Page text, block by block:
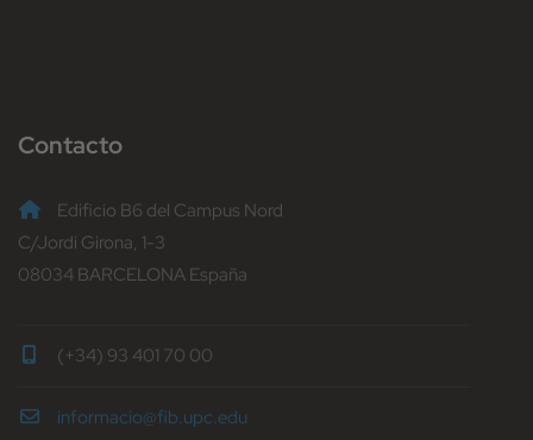
Contacto
Edificio B6 del Campus Nord
C/Jordi Girona, 1-3
08034 BARCELONA España
(+34) 93 401 70 00
informacio@fib.upc.edu